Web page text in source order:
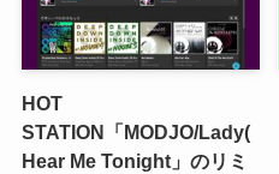
HOT
STATION「MODJO/Lady(
Hear Me Tonight」のリミ